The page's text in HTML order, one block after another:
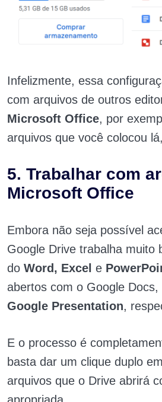
Infelizmente, essa
com arquivos de outros
Microsoft Office, por
arquivos que você colocou
5. Trabalhar com
Microsoft Office
Embora não seja possível
Google Drive trabalha muito
do Word, Excel e
abertos com o Google
Google Presentation,
E o processo é
basta dar um clique duplo
arquivos que o Drive abrirá